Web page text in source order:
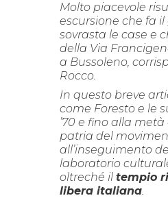
Molto piacevole
escursione che fa
sovrasta le case e
della Via
a Bussoleno,
Rocco.
In questo breve
come Foresto e le
’70 e fino alla
patria del
all’inseguimento
laboratorio
oltreché il tempio
libera italiana.